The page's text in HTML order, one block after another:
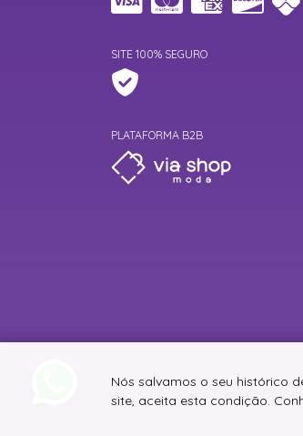
SITE 100% SEGURO
PLATAFORMA B2B
Nós salvamos o seu histórico
site, aceita esta condição.